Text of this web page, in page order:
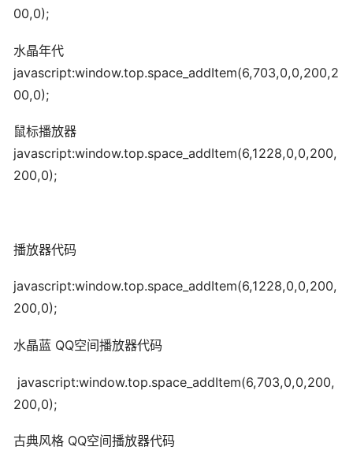
00,0);
水晶年代
javascript:window.top.space_addItem(6,703,0,0,200,2
00,0);
鼠标播放器
javascript:window.top.space_addItem(6,1228,0,0,200,
200,0);
播放器代码
javascript:window.top.space_addItem(6,1228,0,0,200,
200,0);
水晶蓝 QQ空间播放器代码
javascript:window.top.space_addItem(6,703,0,0,200,
200,0);
古典风格 QQ空间播放器代码